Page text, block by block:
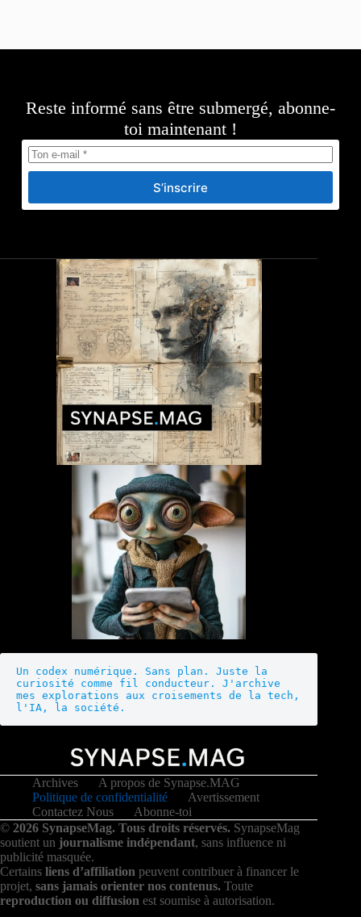
Reste informé sans être submergé, abonne-
toi maintenant !
S’inscrire
Un codex numérique. Sans plan. Juste la
curiosité comme fil conducteur. J'archive
mes explorations aux croisements de la tech,
l'IA, la société.
Archives
A propos de Synapse.MAG
Politique de confidentialité
Avertissement
Contactez Nous
Abonne-toi
© 2026 SynapseMag. Tous droits réservés. SynapseMag
soutient un journalisme indépendant, sans influence ni
publicité masquée.
Certains liens d’affiliation peuvent contribuer à financer le
projet, sans jamais orienter nos contenus. Toute
reproduction ou diffusion est soumise à autorisation.